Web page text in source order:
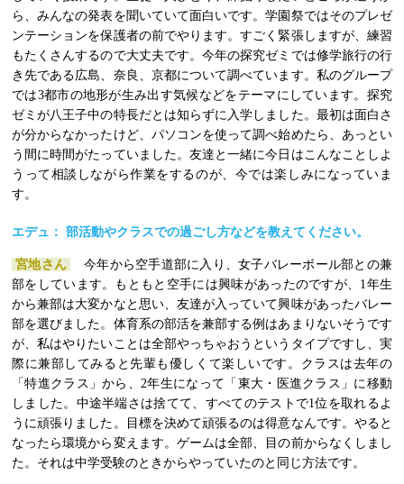
ら、みんなの発表を聞いていて面白いです。学園祭ではそのプレゼ
ンテーションを保護者の前でやります。すごく緊張しますが、練習
もたくさんするので大丈夫です。今年の探究ゼミでは修学旅行の行
き先である広島、奈良、京都について調べています。私のグループ
では3都市の地形が生み出す気候などをテーマにしています。探究
ゼミが八王子中の特長だとは知らずに入学しました。最初は面白さ
が分からなかったけど、パソコンを使って調べ始めたら、あっとい
う間に時間がたっていました。友達と一緒に今日はこんなことしよ
うって相談しながら作業をするのが、今では楽しみになっていま
す。
エデュ： 部活動やクラスでの過ごし方などを教えてください。
宮地さん
今年から空手道部に入り、女子バレーボール部との兼
部をしています。もともと空手には興味があったのですが、1年生
から兼部は大変かなと思い、友達が入っていて興味があったバレー
部を選びました。体育系の部活を兼部する例はあまりないそうです
が、私はやりたいことは全部やっちゃおうというタイプですし、実
際に兼部してみると先輩も優しくて楽しいです。クラスは去年の
「特進クラス」から、2年生になって「東大・医進クラス」に移動
しました。中途半端さは捨てて、すべてのテストで1位を取れるよ
うに頑張りました。目標を決めて頑張るのは得意なんです。やると
なったら環境から変えます。ゲームは全部、目の前からなくしまし
た。それは中学受験のときからやっていたのと同じ方法です。